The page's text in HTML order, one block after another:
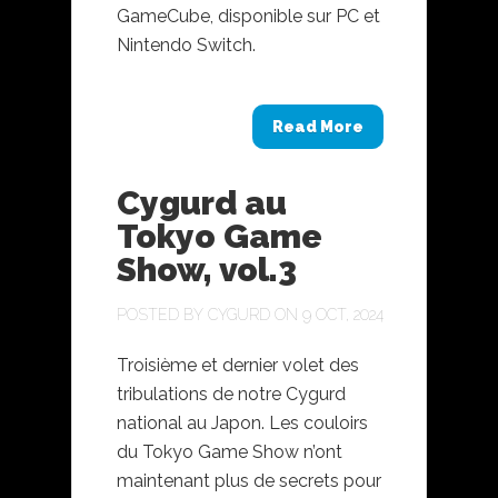
GameCube, disponible sur PC et
Nintendo Switch.
Read More
Cygurd au
Tokyo Game
Show, vol.3
POSTED BY CYGURD ON 9 OCT, 2024
Troisième et dernier volet des
tribulations de notre Cygurd
national au Japon. Les couloirs
du Tokyo Game Show n’ont
maintenant plus de secrets pour